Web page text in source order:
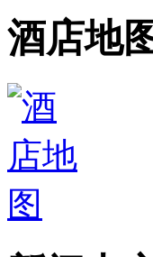
酒店地